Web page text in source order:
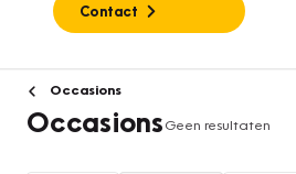
Contact
Occasions
OccasionsGeen resultaten